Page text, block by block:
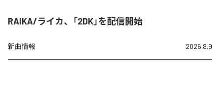
RAIKA/ライカ、「2DK」を配信開始
新曲情報 2026.8.9